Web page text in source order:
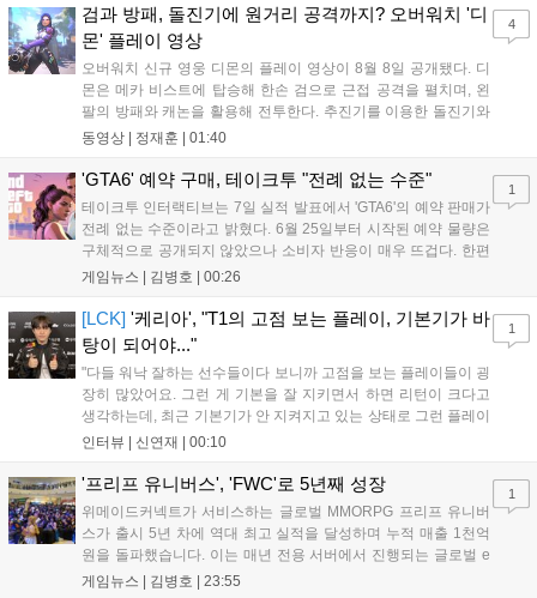
하는 몰입감 있는 서사와 조합을 구현하며 시리즈의 미래를 향한
새로운 가능성을 제시했다....
검과 방패, 돌진기에 원거리 공격까지? 오버워치 '디
몬' 플레이 영상
오버워치 신규 영웅 디몬의 플레이 영상이 8월 8일 공개됐다. 디
몬은 메카 비스트에 탑승해 한손 검으로 근접 공격을 펼치며, 왼
팔의 방패와 캐논을 활용해 전투한다. 추진기를 이용한 돌진기와
참격 형태의 궁극기를 보유했고, 메카 파괴 시 맨몸으로 기관총을
산의 영웅들 업데이트를 통해 정식 출시될 예정이다....
동영상 | 정재훈 | 01:40
4
'GTA6' 예약 구매, 테이크투 "전례 없는 수준"
테이크투 인터랙티브는 7일 실적 발표에서 'GTA6'의 예약 판매가
전례 없는 수준이라고 밝혔다. 6월 25일부터 시작된 예약 물량은
구체적으로 공개되지 않았으나 소비자 반응이 매우 뜨겁다. 한편
11월 19일 PS5와 Xbox 시리즈 X|S로 정식 출시될 예정이며, 록
상 'Grand Theft Auto VI: An Extended Look'을 최초 공개할 계획
이다....
게임뉴스 | 김병호 | 00:26
1
[LCK] '케리아', "T1의 고점 보는 플레이, 기본기가 바
탕이 되어야..."
"다들 워낙 잘하는 선수들이다 보니까 고점을 보는 플레이들이 굉
장히 많았어요. 그런 게 기본을 잘 지키면서 하면 리턴이 크다고
생각하는데, 최근 기본기가 안 지켜지고 있는 상태로 그런 플레이
를 추구하다 보니까 팀적으로 안 좋은 사고가 계속 많이 났던 것
LoL 챔피언스 코리아(LCK)'...
인터뷰 | 신연재 | 00:10
1
'프리프 유니버스', 'FWC'로 5년째 성장
위메이드커넥트가 서비스하는 글로벌 MMORPG 프리프 유니버
스가 출시 5년 차에 역대 최고 실적을 달성하며 누적 매출 1천억
원을 돌파했습니다. 이는 매년 전용 서버에서 진행되는 글로벌 e
스포츠 대회 FWC의 영향이 큽니다. FWC는 이용자가 동일한 조
게임뉴스 | 김병호 | 23:55
1